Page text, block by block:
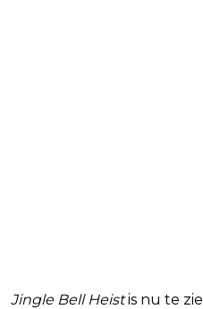
Jingle Bell Heistis nu te